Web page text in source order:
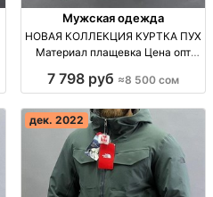
Мужская одежда
НОВАЯ КОЛЛЕКЦИЯ КУРТКА ПУХ
Материал плащевка Цена опт
7 798 руб ≈8 500 сом
дек. 2022